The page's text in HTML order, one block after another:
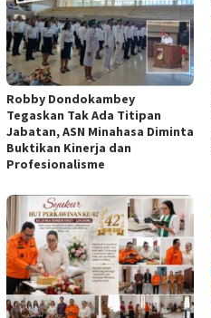
Robby Dondokambey
Tegaskan Tak Ada Titipan
Jabatan, ASN Minahasa Diminta
Buktikan Kinerja dan
Profesionalisme